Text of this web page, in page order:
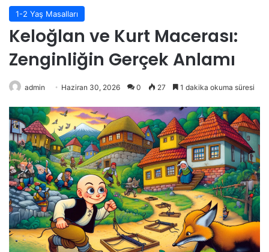
1-2 Yaş Masalları
Keloğlan ve Kurt Macerası:
Zenginliğin Gerçek Anlamı
admin Haziran 30, 2026 0 27 1 dakika okuma süresi